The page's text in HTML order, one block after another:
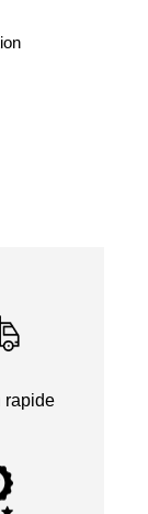
rapide